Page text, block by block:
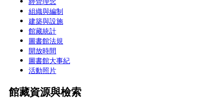
組織與編制
建築與設施
館藏統計
圖書館法規
開放時間
圖書館大事紀
活動照片
館藏資源與檢索